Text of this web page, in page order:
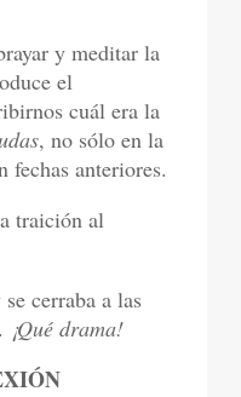
y meditar la
el
cuál era la
, no sólo en la
fechas anteriores.
traición al
cerraba a las
¡Qué drama!